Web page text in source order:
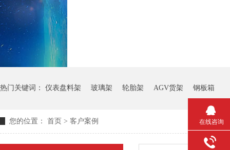
热门关键词： 仪表盘料架 玻璃架 轮胎架 AGV货架 钢板箱
您的位置： 首页 > 客户案例 在线咨询